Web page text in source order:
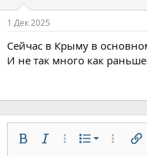
1 Дек 2025
Сейчас в Крыму в
И не так много как
ЖирныйКурсивДополнительно...
Список